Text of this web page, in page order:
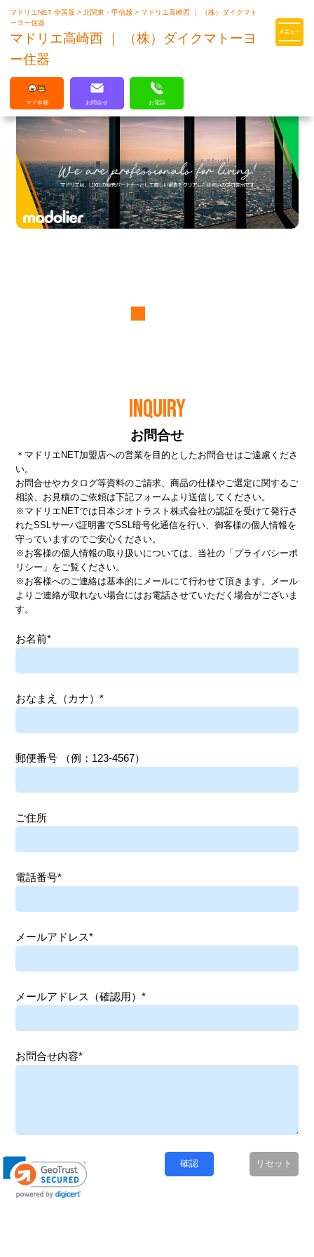
マドリエはLIXILの厳しい基準を
マドリエNET 全国版>北関東・甲信越>マドリエ高崎西 ｜ （株）ダイクマト
ーヨー住器
マドリエ高崎西 ｜ （株）ダイクマトーヨ
ー住器
マド本舗 お問合せ お電話
INQUIRY
お問合せ
＊マドリエNET加盟店への営業を目的としたお問合せはご遠慮くださ
い。
お問合せやカタログ等資料のご請求、商品の仕様やご選定に関するご
相談、お見積のご依頼は下記フォームより送信してください。
※マドリエNETでは日本ジオトラスト株式会社の認証を受けて発行さ
れたSSLサーバ証明書でSSL暗号化通信を行い、御客様の個人情報を
守っていますのでご安心ください。
※お客様の個人情報の取り扱いについては、当社の 「プライバシーポ
リシー」 をご覧ください。
※お客様へのご連絡は基本的にメールにて行わせて頂きます。メール
よりご連絡が取れない場合にはお電話させていただく場合がございま
す。
お名前*
おなまえ（カナ）*
郵便番号 （例：123-4567）
ご住所
電話番号*
メールアドレス*
メールアドレス（確認用）*
お問合せ内容*